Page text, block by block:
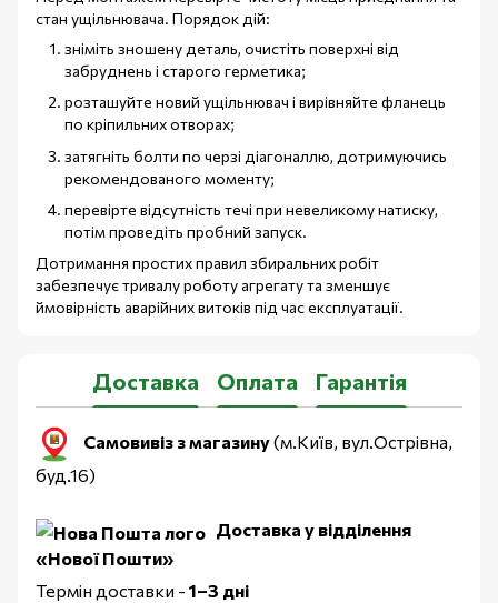
стан ущільнювача. Порядок дій:
зніміть зношену деталь, очистіть поверхні від
забруднень і старого герметика;
розташуйте новий ущільнювач і вирівняйте фланець
по кріпильних отворах;
затягніть болти по черзі діагоналлю, дотримуючись
рекомендованого моменту;
перевірте відсутність течі при невеликому натиску,
потім проведіть пробний запуск.
Дотримання простих правил збиральних робіт
забезпечує тривалу роботу агрегату та зменшує
ймовірність аварійних витоків під час експлуатації.
Доставка Оплата Гарантія
Самовивіз з магазину(м.Київ, вул.Острівна,
буд.16)
Доставка у відділення
«Нової Пошти»
Термін доставки - 1–3 дні